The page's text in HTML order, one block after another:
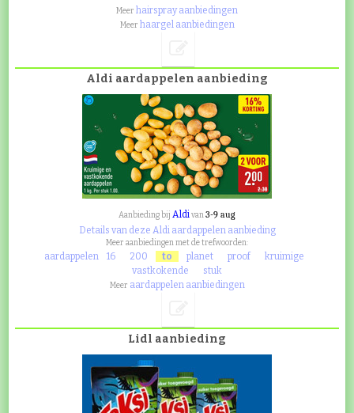
Meer hairspray aanbiedingen
Meer haargel aanbiedingen
Aldi aardappelen aanbieding
Aanbieding bij Aldivan3-9 aug
Details van deze Aldi aardappelen aanbieding
Meer aanbiedingen met de trefwoorden:
aardappelen 16 200 to planet proof
kruimige
vastkokende
stuk
Meer aardappelen aanbiedingen
Lidl aanbieding